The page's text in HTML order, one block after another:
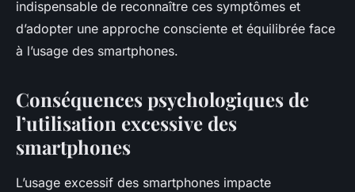
indispensable de reconnaître ces symptômes et
d’adopter une approche consciente et équilibrée face
à l’usage des smartphones.
Conséquences psychologiques de
l’utilisation excessive des
smartphones
L’usage excessif des smartphones impacte